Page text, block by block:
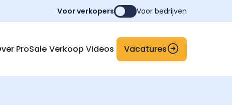
Voor verkopers Voor bedrijven
ProSale Verkoop Videos Vacatures